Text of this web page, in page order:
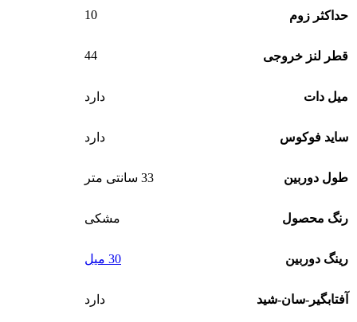
حداکثر زوم 10
قطر لنز خروجی 44
میل دات دارد
ساید فوکوس دارد
طول دوربین 33 سانتی متر
رنگ محصول مشکی
رینگ دوربین 30 میل
آفتابگیر-سان-شید دارد